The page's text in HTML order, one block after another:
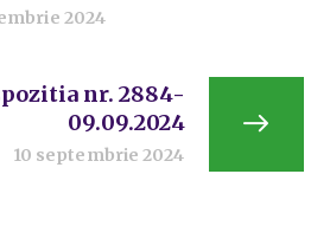
2024
nr. 2884-
09.09.2024
10 septembrie 2024